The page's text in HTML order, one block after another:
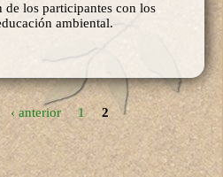
los participantes con los
ambiental.
‹ anterior 1 2